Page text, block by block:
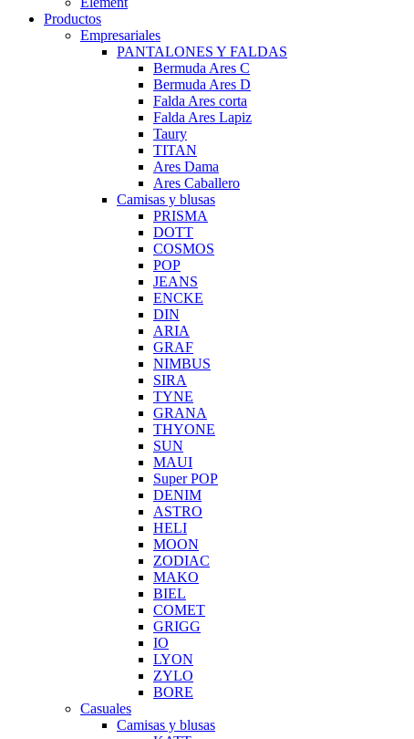
Productos
Empresariales
PANTALONES Y FALDAS
Bermuda Ares C
Bermuda Ares D
Falda Ares corta
Falda Ares Lapiz
Taury
TITAN
Ares Dama
Ares Caballero
Camisas y blusas
PRISMA
DOTT
COSMOS
POP
JEANS
ENCKE
DIN
ARIA
GRAF
NIMBUS
SIRA
TYNE
GRANA
THYONE
SUN
MAUI
Super POP
DENIM
ASTRO
HELI
MOON
ZODIAC
MAKO
BIEL
COMET
GRIGG
IO
LYON
ZYLO
BORE
Casuales
Camisas y blusas